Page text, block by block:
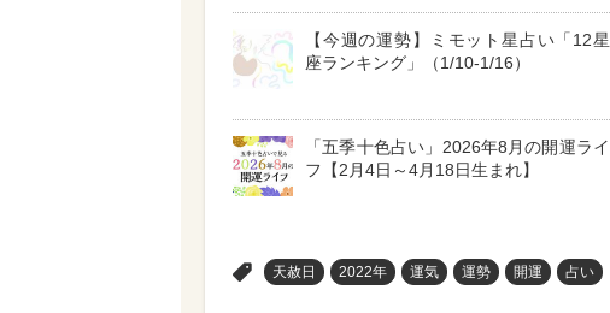
【今週の運勢】ミモット星占い「12星
座ランキング」（1/10-1/16）
「五季十色占い」2026年8月の開運ライ
フ【2月4日～4月18日生まれ】
天赦日 2022年 運気 運勢 開運 占い